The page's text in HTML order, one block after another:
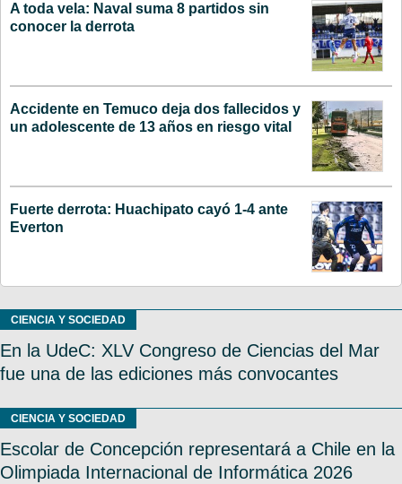
A toda vela: Naval suma 8 partidos sin
conocer la derrota
Accidente en Temuco deja dos fallecidos y
un adolescente de 13 años en riesgo vital
Fuerte derrota: Huachipato cayó 1-4 ante
Everton
CIENCIA Y SOCIEDAD
En la UdeC: XLV Congreso de Ciencias del Mar
fue una de las ediciones más convocantes
CIENCIA Y SOCIEDAD
Escolar de Concepción representará a Chile en la
Olimpiada Internacional de Informática 2026